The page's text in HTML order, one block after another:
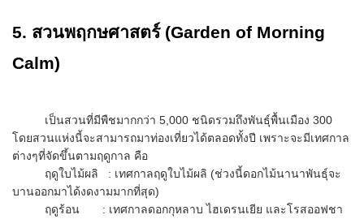
5. สวนพฤกษศาสตร์ (Garden of Morning
Calm)
เป็นสวนที่มีพืชมากกว่า 5,000 ชนิดรวมถึงพันธุ์พื้นเมือง 300
โดยสวนแห่งนี้จะสามารถมาท่องเที่ยวได้ตลอดทั้งปี เพราะจะมีเทศกาล
ต่างๆที่จัดขึ้นตามฤดูกาล คือ
ฤดูใบไม้ผลิ : เทศกาลฤดูใบไม้ผลิ (ช่วงนี้ดอกไม้นานาพันธุ์จะ
บานออกมาได้งดงามมากที่สุด)
ฤดูร้อน : เทศกาลดอกกุหลาบ ไฮเดรนเยีย และโรสออฟชา